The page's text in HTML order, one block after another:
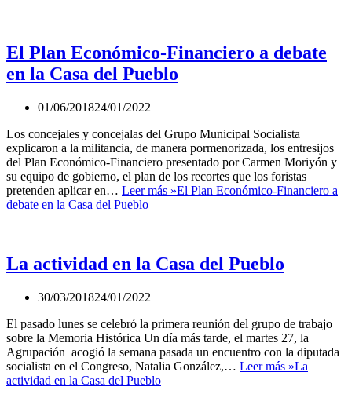
El Plan Económico-Financiero a debate
en la Casa del Pueblo
01/06/201824/01/2022
Los concejales y concejalas del Grupo Municipal Socialista
explicaron a la militancia, de manera pormenorizada, los entresijos
del Plan Económico-Financiero presentado por Carmen Moriyón y
su equipo de gobierno, el plan de los recortes que los foristas
pretenden aplicar en… Leer más »El Plan Económico-Financiero a
debate en la Casa del Pueblo
La actividad en la Casa del Pueblo
30/03/201824/01/2022
El pasado lunes se celebró la primera reunión del grupo de trabajo
sobre la Memoria Histórica Un día más tarde, el martes 27, la
Agrupación acogió la semana pasada un encuentro con la diputada
socialista en el Congreso, Natalia González,… Leer más »La
actividad en la Casa del Pueblo